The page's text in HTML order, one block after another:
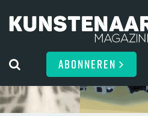
ABONNEREN